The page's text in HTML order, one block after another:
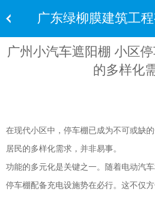
广东绿柳膜建筑工
广州小汽车遮阳棚 小区
的多样化
在现代小区中，停车棚已成为不可或缺
居民的多样化需求，并非易事。
功能的多元化是关键之一。随着电动汽
停车棚配备充电设施势在必行。这不仅